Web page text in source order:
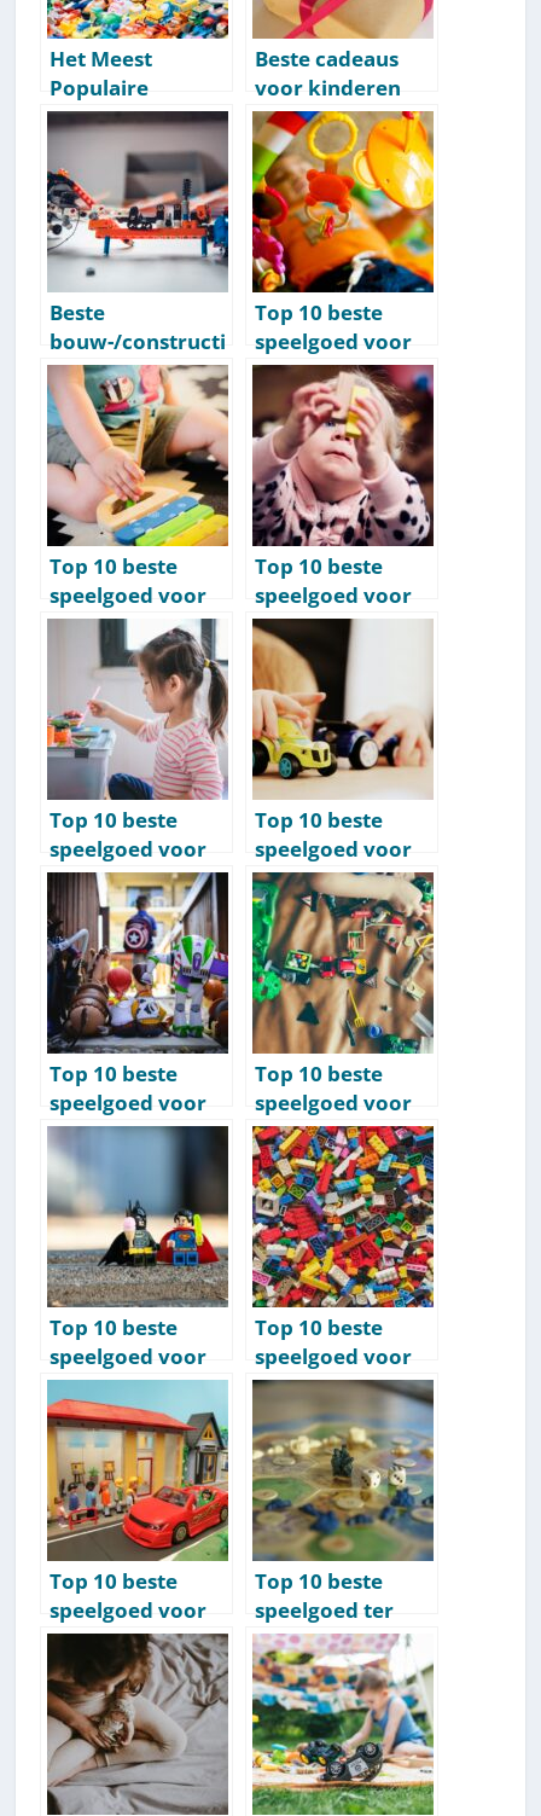
Het Meest
Populaire
Speelgoed
[Overzicht Per
Leeftijd]
Beste cadeaus
voor kinderen
per leeftijd:
peuters, 4, 5, 6, 7,
8, 9, 10, 11, 12+
jaar
Beste
bouw-/constructi
espeelgoed per
leeftijd: peuters,
4, 5, 6, 7, 8, 9, 10,
11, 12+ jaar
Top 10 beste
speelgoed voor
kinderen van 1
jaar [2026]
Top 10 beste
speelgoed voor
kinderen van 2
jaar [2026]
Top 10 beste
speelgoed voor
kinderen van 3
jaar [2026]
Top 10 beste
speelgoed voor
kinderen van 4
jaar [2026]
Top 10 beste
speelgoed voor
kinderen van 5
jaar [2026]
Top 10 beste
speelgoed voor
kinderen van 6
jaar [2026]
Top 10 beste
speelgoed voor
kinderen van 7
jaar [2026]
Top 10 beste
speelgoed voor
kinderen van 8
jaar [2026]
Top 10 beste
speelgoed voor
kinderen van 9
jaar [2026]
Top 10 beste
speelgoed voor
kinderen van 10
jaar [2026]
Top 10 beste
speelgoed ter
wereld aller
tijden [lijst]